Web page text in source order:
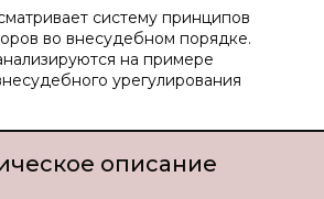
систему принципов
во внесудебном порядке.
на примере
урегулирования
описание